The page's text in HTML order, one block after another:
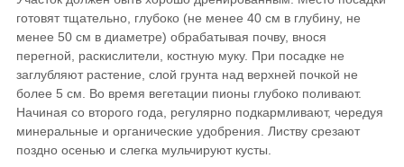
готовят тщательно, глубоко (не менее 40 см в глубину, не
менее 50 см в диаметре) обрабатывая почву, внося
перегной, раскислители, костную муку. При посадке не
заглубляют растение, слой грунта над верхней почкой не
более 5 см. Во время вегетации пионы глубоко поливают.
Начиная со второго года, регулярно подкармливают, чередуя
минеральные и органические удобрения. Листву срезают
поздно осенью и слегка мульчируют кусты.